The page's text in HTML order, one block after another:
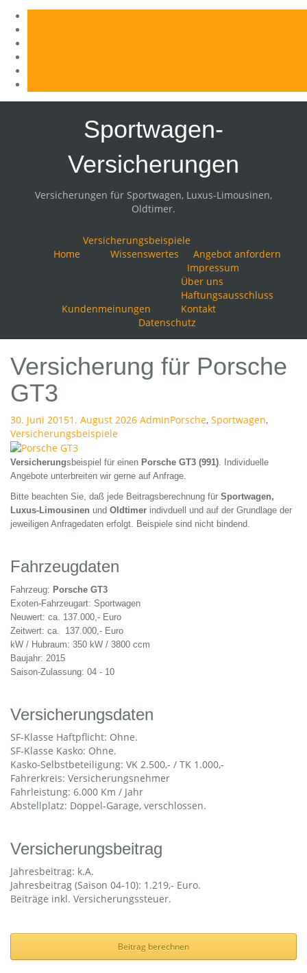
Sportwagen-
Versicherungen
Versicherungen für Sportwagen, Luxus-Limousinen,
Oldtimer.
Home
Versicherungsbeispiele
Wissenswertes
Angebot anfordern
Kundenmeinungen
Impressum
Über uns
Haftungsausschluss
Kontakt
Datenschutz
Versicherung für Porsche
GT3
30. Juni 20151. August 2026 AdminPorsche, Sportwagen,
Versicherungsbeispiele
Versicherungsbeispiel für einen Porsche GT3 (991). Individuelle
Angebote unterbreiten wir gerne auf Anfrage.
Bitte beachten Sie, daß jede Beitragsberechnung für Sportwagen,
Luxus-Limousinen und Oldtimer indivduell und auf der Grundlage der
jeweiligen Anfragedaten erfolgt. Beispiele sind nicht bindend.
Fahrzeugdaten
Fahrzeug: Porsche GT3
Exoten-Fahrzeugart: Sportwagen
Neuwert: ca. 137.000,- Euro
Zeitwert: ca. 137.000,- Euro
kW / Hubraum: 350 kW / 3800 ccm
Baujahr: 2015
Saison-Zulassung: 04 - 10
Versicherungsdaten
SF-Klasse Haftpflicht: Ohne.
SF-Klasse Kasko: Ohne.
Kasko-Selbstbeteiligung: VK 2.500,- / TK 1.000,-
Fahrerkreis: Versicherungsnehmer
Fahrleistung: 6.000 Km / Jahr
Abstellplatz: Doppel-Garage, verschlossen.
Versicherungsbeitrag
Jahresbeitrag: k.A.
Jahresbeitrag (Saison 04-10): 1.219,- Euro.
Beiträge inkl. Versicherungssteuer.
Beitrag berechnen